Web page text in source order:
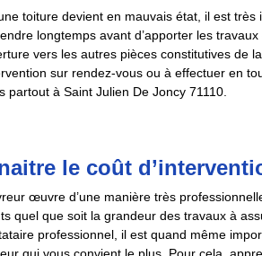
toiture devient en mauvais état, il est
longtemps avant d’apporter les
vers les autres pièces constitutives de
sur rendez-vous ou à effectuer en
partout à Saint Julien De Joncy 71110.
le coût
œuvre d’une manière très
quel que soit la grandeur des travaux à
professionnel, il est quand même
qui vous convient le plus. Pour cela,